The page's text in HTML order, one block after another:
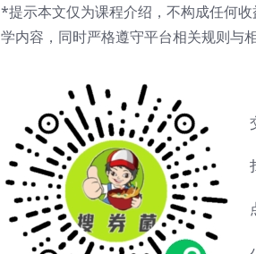
*提示本文仅为课程介绍，不构成任何
学内容，同时严格遵守平台相关规则与